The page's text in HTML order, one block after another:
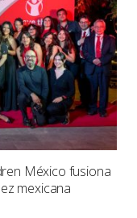
México fusiona
mexicana